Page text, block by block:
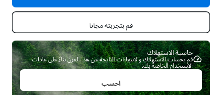
قم بتجربته مجانا
حاسبة الاستهلاك ​
قم بحساب الاستهلاك والانبعاثات الناتجة عن هذا الفرن بناءً على عادات
الاستخدام الخاصة بك.
احسب